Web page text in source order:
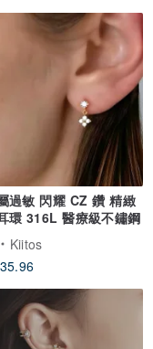
過敏 閃耀 CZ 鑽 精緻
環 316L 醫療級不鏽鋼
Kiitos